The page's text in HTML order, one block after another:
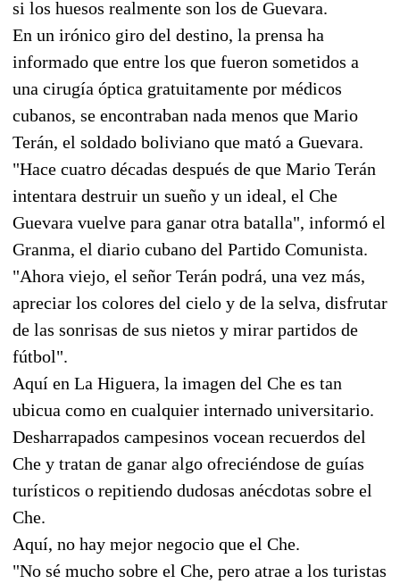
si los huesos realmente son los de Guevara.
En un irónico giro del destino, la prensa ha
informado que entre los que fueron sometidos a
una cirugía óptica gratuitamente por médicos
cubanos, se encontraban nada menos que Mario
Terán, el soldado boliviano que mató a Guevara.
"Hace cuatro décadas después de que Mario Terán
intentara destruir un sueño y un ideal, el Che
Guevara vuelve para ganar otra batalla", informó el
Granma, el diario cubano del Partido Comunista.
"Ahora viejo, el señor Terán podrá, una vez más,
apreciar los colores del cielo y de la selva, disfrutar
de las sonrisas de sus nietos y mirar partidos de
fútbol".
Aquí en La Higuera, la imagen del Che es tan
ubicua como en cualquier internado universitario.
Desharrapados campesinos vocean recuerdos del
Che y tratan de ganar algo ofreciéndose de guías
turísticos o repitiendo dudosas anécdotas sobre el
Che.
Aquí, no hay mejor negocio que el Che.
"No sé mucho sobre el Che, pero atrae a los turistas